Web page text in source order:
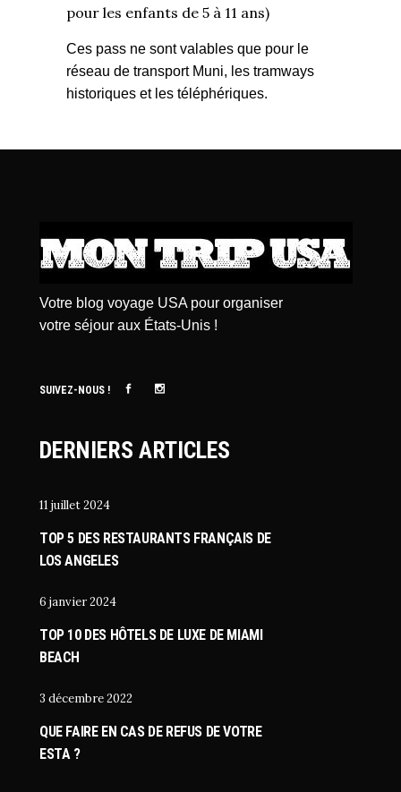
pour les enfants de 5 à 11 ans)
Ces pass ne sont valables que pour le
réseau de transport Muni, les tramways
historiques et les téléphériques.
Votre blog voyage USA pour organiser
votre séjour aux États-Unis !
SUIVEZ-NOUS !
DERNIERS ARTICLES
11 juillet 2024
TOP 5 DES RESTAURANTS FRANÇAIS DE
LOS ANGELES
6 janvier 2024
TOP 10 DES HÔTELS DE LUXE DE MIAMI
BEACH
3 décembre 2022
QUE FAIRE EN CAS DE REFUS DE VOTRE
ESTA ?